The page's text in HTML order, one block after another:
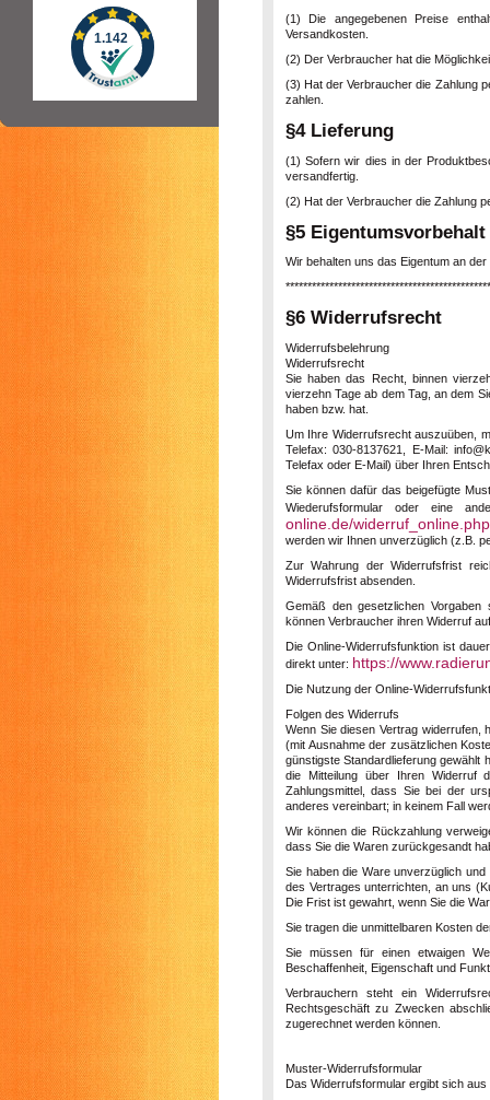
(1) Die angegebenen Preise
Versandkosten.
(2) Der Verbraucher hat die
(3) Hat der Verbraucher die Zahlung
zahlen.
§4 Lieferung
(1) Sofern wir dies in der
versandfertig.
(2) Hat der Verbraucher die Zahlung
§5 Eigentumsvorbehalt
Wir behalten uns das Eigentum an
§6 Widerrufsrecht
Widerrufsbelehrung
Widerrufsrecht
Sie haben das Recht, binnen
vierzehn Tage ab dem Tag, an dem
haben bzw. hat.
Um Ihre Widerrufsrecht auszuüben,
Telefax: 030-8137621, E-Mail:
Telefax oder E-Mail) über Ihren
Sie können dafür das beigefügte
Wiederufsformular oder eine
online.de/widerruf_online.php
werden wir Ihnen unverzüglich (z.B.
Zur Wahrung der Widerrufsfrist
Widerrufsfrist absenden.
Gemäß den gesetzlichen Vorgaben
können Verbraucher ihren Widerruf
Die Online-Widerrufsfunktion ist
direkt unter: https://
Die Nutzung der Online-
Folgen des Widerrufs
Wenn Sie diesen Vertrag widerrufen,
(mit Ausnahme der zusätzlichen
günstigste Standardlieferung gewählt
die Mitteilung über Ihren Widerruf
Zahlungsmittel, dass Sie bei der
anderes vereinbart; in keinem Fall
Wir können die Rückzahlung
dass Sie die Waren zurückgesandt
Sie haben die Ware unverzüglich
des Vertrages unterrichten, an uns (
Die Frist ist gewahrt, wenn Sie die
Sie tragen die unmittelbaren Kosten
Sie müssen für einen etwaigen
Beschaffenheit, Eigenschaft und
Verbrauchern steht ein
Rechtsgeschäft zu Zwecken
zugerechnet werden können.
Muster-Widerrufsformular
Das Widerrufsformular ergibt sich